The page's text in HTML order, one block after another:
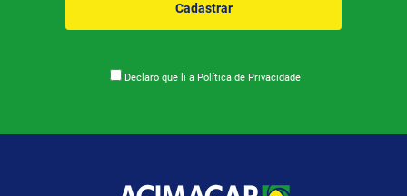
Cadastrar
Declaro que li a Política de Privacidade